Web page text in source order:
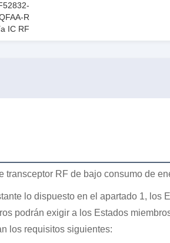
R
IC RF
transceptor RF de bajo consumo de
lo dispuesto en el apartado 1, los
podrán exigir a los Estados
los requisitos siguientes: